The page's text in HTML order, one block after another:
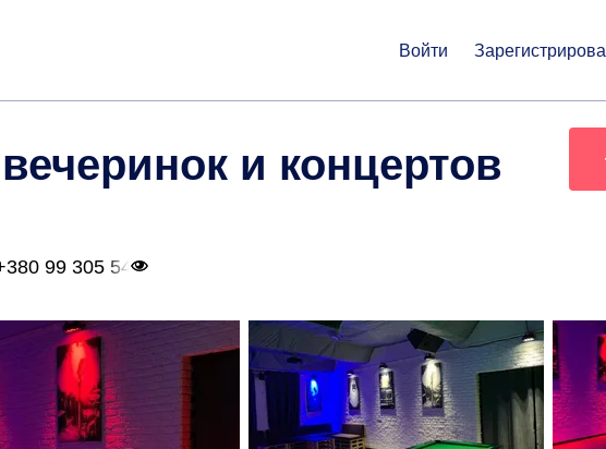
Войти
и концертов
99 305 54